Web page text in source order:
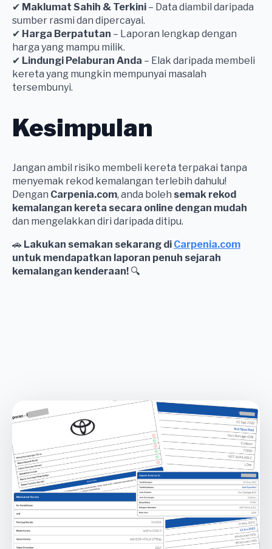
✔ Maklumat Sahih & Terkini – Data diambil daripada
sumber rasmi dan dipercayai.
✔ Harga Berpatutan – Laporan lengkap dengan
harga yang mampu milik.
✔ Lindungi Pelaburan Anda – Elak daripada membeli
kereta yang mungkin mempunyai masalah
tersembunyi.
Kesimpulan
Jangan ambil risiko membeli kereta terpakai tanpa
menyemak rekod kemalangan terlebih dahulu!
Dengan Carpenia.com, anda boleh semak rekod
kemalangan kereta secara online dengan mudah
dan mengelakkan diri daripada ditipu.
🚗 Lakukan semakan sekarang di Carpenia.com
untuk mendapatkan laporan penuh sejarah
kemalangan kenderaan! 🔍